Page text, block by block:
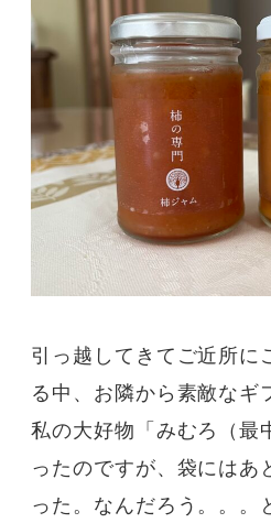
引っ越してきてご近所に
る中、お隣から素敵なギ
私の大好物「みむろ（最
ったのですが、袋にはあ
った。なんだろう。。。